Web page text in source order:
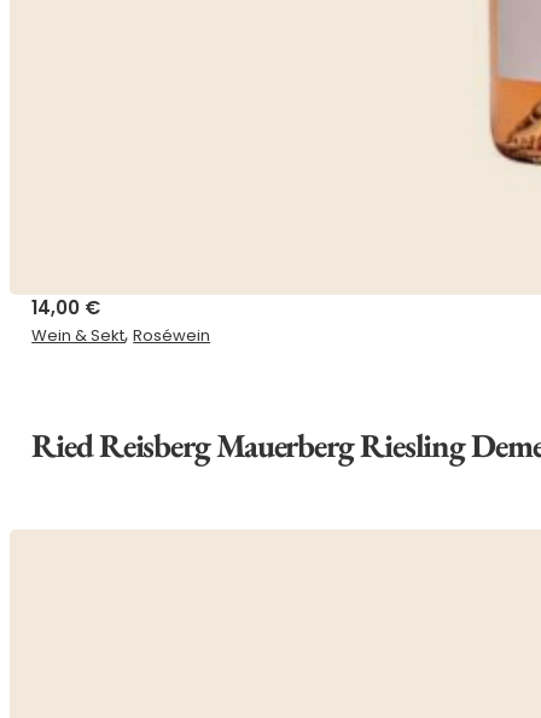
14,00 €
Wein & Sekt,Roséwein
Ried Reisberg Mauerberg Riesling